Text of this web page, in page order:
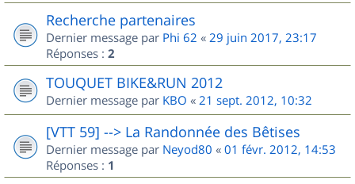
Recherche partenaires
Dernier message par Phi 62 « 29 juin 2017, 23:17
Réponses : 2
TOUQUET BIKE&RUN 2012
Dernier message par KBO « 21 sept. 2012, 10:32
[VTT 59] --> La Randonnée des Bêtises
Dernier message par Neyod80 « 01 févr. 2012, 14:53
Réponses : 1